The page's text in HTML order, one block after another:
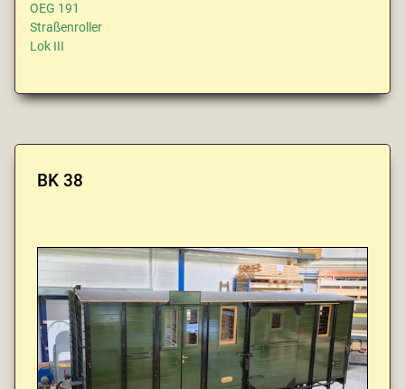
OEG 191
Straßenroller
Lok III
BK 38